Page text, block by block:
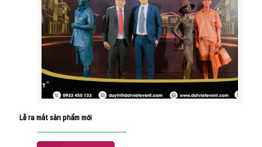
Lễ ra mắt sản phẩm mới